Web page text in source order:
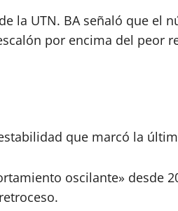
de la UTN. BA señaló que el
por encima del peor
que marcó la
oscilante» desde